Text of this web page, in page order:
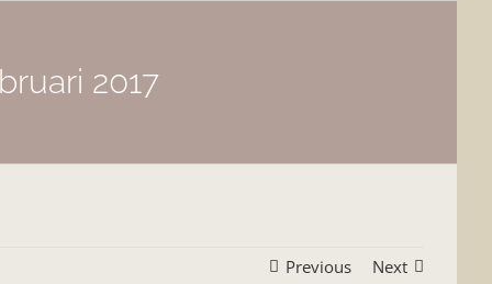
2017
Previous Next